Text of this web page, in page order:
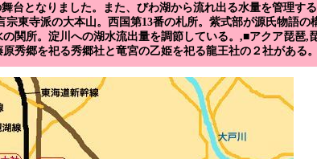
台となりました。また、びわ湖から流れ出る水量を管理す
東寺派の大本山。西国第13番の札所。紫式部が源氏物語の
関所。淀川への湖水流出量を調節している。,■アクア琵琶,
秀郷を祀る秀郷社と竜宮の乙姫を祀る龍王社の２社がある